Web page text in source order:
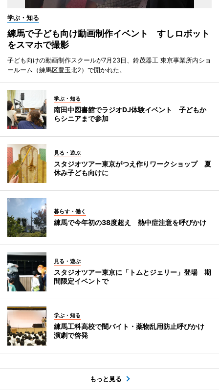
学ぶ・知る
練馬で子ども向け動画制作イベント すしロボット
をスマホで撮影
子ども向けの動画制作スクールが7月23日、鈴茂器工 東京事業所内ショ
ールーム（練馬区豊玉北2）で開かれた。
学ぶ・知る
南田中図書館でラジオDJ体験イベント 子どもか
らシニアまで参加
見る・遊ぶ
スタジオツアー東京がつえ作りワークショップ 夏
休み子ども向けに
暮らす・働く
練馬で今年初の38度超え 熱中症注意を呼びかけ
見る・遊ぶ
スタジオツアー東京に「トムとジェリー」登場 期
間限定イベントで
学ぶ・知る
練馬工科高校で闇バイト・薬物乱用防止呼びかけ
演劇で啓発
もっと見る